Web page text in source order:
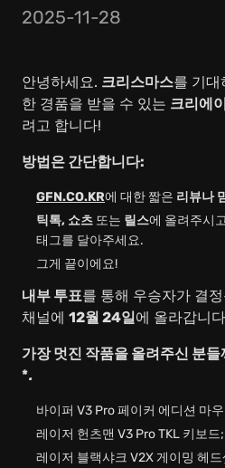
2025-11-28
안녕하세요. 크리스마스를 기대
한 경품을 받을 수 있는 크리에
려고 합니다!
방법은 간단합니다:
GFN.CO.KR에 대한 짧은 리뷰나
틱톡, 쇼츠 또는 릴스에 올려주시
태그를 달아주세요.
그게 끝이에요!
내부 투표를 통해 우승자가 결
채널에 12월 24일에 올라갑니
가장 멋진 작품을 올려주신 분
*.
바이퍼 V3 Pro 페이커 에디션 마
레이저 헌츠맨 V3 Pro TKL 키보드;
레이저 블랙샤크 V2X 게이밍 헤드